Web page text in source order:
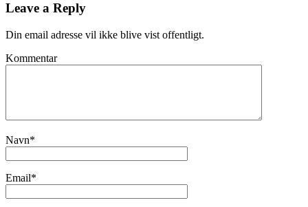
Leave a Reply
Din email adresse vil ikke blive vist offentligt.
Kommentar
Navn*
Email*